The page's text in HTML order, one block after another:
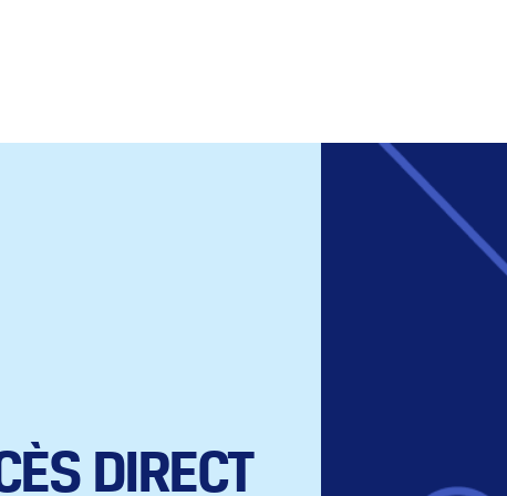
DIRECT